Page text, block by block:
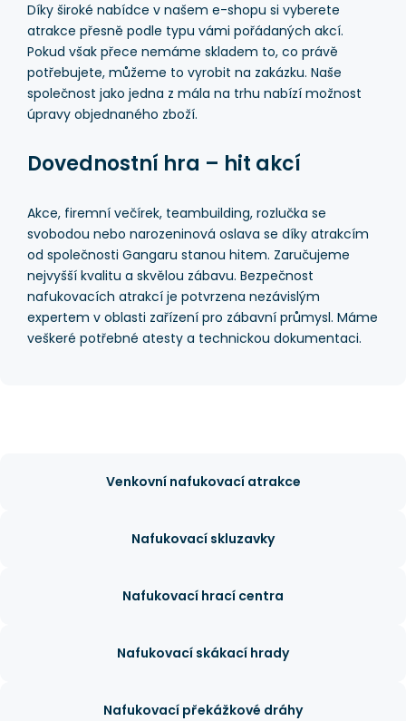
Díky široké nabídce v našem e-shopu si vyberete
atrakce přesně podle typu vámi pořádaných akcí.
Pokud však přece nemáme skladem to, co právě
potřebujete, můžeme to vyrobit na zakázku. Naše
společnost jako jedna z mála na trhu nabízí možnost
úpravy objednaného zboží.
Dovednostní hra – hit akcí
Akce, firemní večírek, teambuilding, rozlučka se
svobodou nebo narozeninová oslava se díky atrakcím
od společnosti Gangaru stanou hitem. Zaručujeme
nejvyšší kvalitu a skvělou zábavu. Bezpečnost
nafukovacích atrakcí je potvrzena nezávislým
expertem v oblasti zařízení pro zábavní průmysl. Máme
veškeré potřebné atesty a technickou dokumentaci.
Venkovní nafukovací atrakce
Nafukovací skluzavky
Nafukovací hrací centra
Nafukovací skákací hrady
Nafukovací překážkové dráhy